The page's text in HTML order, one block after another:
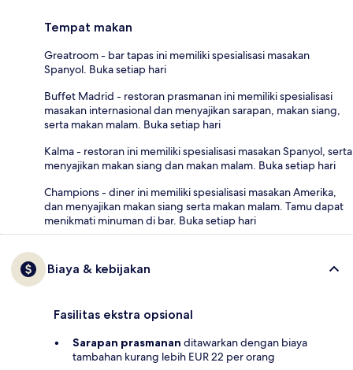
Tempat makan
Greatroom - bar tapas ini memiliki spesialisasi masakan
Spanyol. Buka setiap hari
Buffet Madrid - restoran prasmanan ini memiliki spesialisasi
masakan internasional dan menyajikan sarapan, makan siang,
serta makan malam. Buka setiap hari
Kalma - restoran ini memiliki spesialisasi masakan Spanyol, serta
menyajikan makan siang dan makan malam. Buka setiap hari
Champions - diner ini memiliki spesialisasi masakan Amerika,
dan menyajikan makan siang serta makan malam. Tamu dapat
menikmati minuman di bar. Buka setiap hari
Biaya & kebijakan
Fasilitas ekstra opsional
Sarapan prasmanan ditawarkan dengan biaya
tambahan kurang lebih EUR 22 per orang